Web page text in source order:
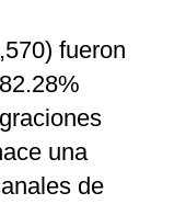
fueron
una
de